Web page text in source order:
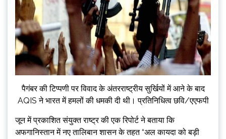
पैगंबर की टिप्पणी पर विवाद के अंतरराष्ट्रीय सुर्खियों में आने के बाद
AQIS ने भारत में हमलों की धमकी दी थी। प्रतिनिधित्व छवि/एएफपी
जून में प्रकाशित संयुक्त राष्ट्र की एक रिपोर्ट ने बताया कि
अफगानिस्तान में नए तालिबान शासन के तहत “अल कायदा को बड़ी